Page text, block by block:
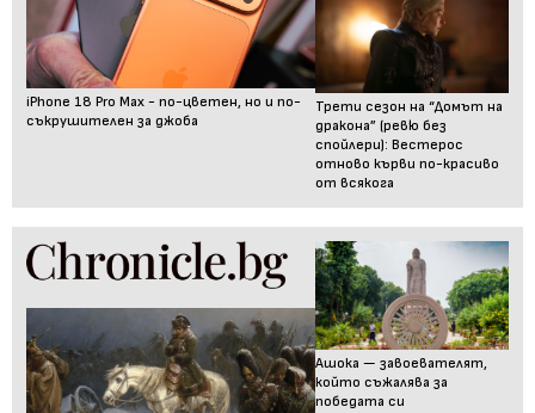
iPhone 18 Pro Max - по-цветен, но и по-
съкрушителен за джоба
Трети сезон на “Домът на
дракона” (ревю без
спойлери): Вестерос
отново кърви по-красиво
от всякога
Ашока — завоевателят,
който съжалява за
победата си